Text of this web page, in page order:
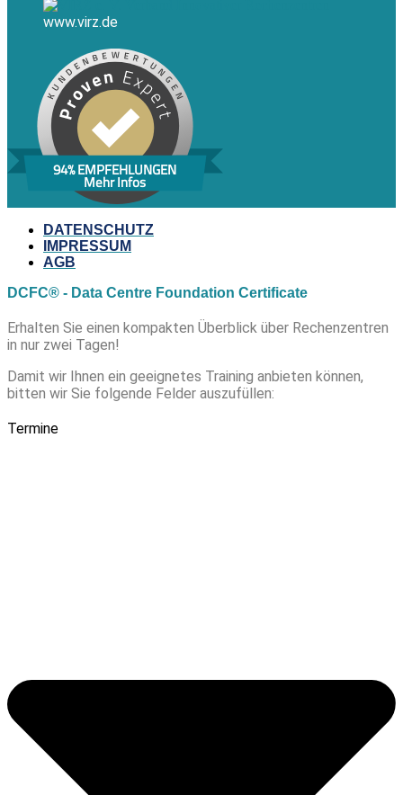
www.virz.de
94% EMPFEHLUNGEN
Mehr Infos
DATENSCHUTZ
IMPRESSUM
AGB
DCFC® - Data Centre Foundation Certificate
Erhalten Sie einen kompakten Überblick über Rechenzentren
in nur zwei Tagen!
Damit wir Ihnen ein geeignetes Training anbieten können,
bitten wir Sie folgende Felder auszufüllen:
Termine